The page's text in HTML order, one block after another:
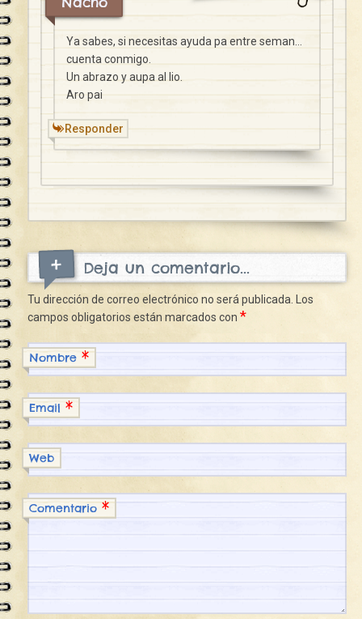
Ya sabes, si necesitas ayuda pa entre seman…
cuenta conmigo.
Un abrazo y aupa al lio.
Aro pai
Responder
Deja un comentario...
Tu dirección de correo electrónico no será publicada. Los
campos obligatorios están marcados con*
Nombre*
Email*
Web
Comentario*